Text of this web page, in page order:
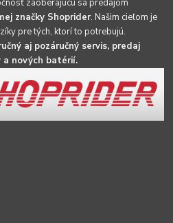
zaoberajúcu sa predajom
značky Shoprider. Našim cieľom je
pre tých, ktorí to potrebujú.
aj pozáručný servis, predaj
a nových batérií.